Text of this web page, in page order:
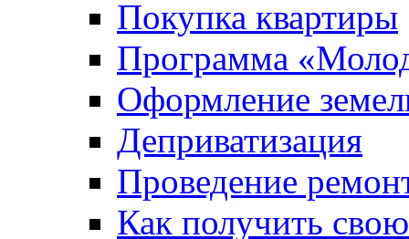
Покупка квартиры
Программа
Оформление
Деприватизация
Проведение
Как получить